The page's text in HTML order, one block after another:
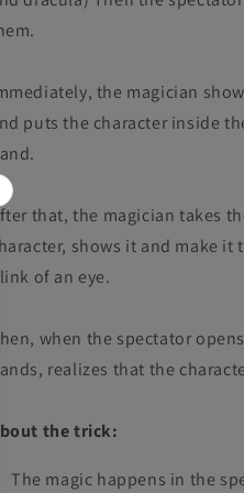
the magician
puts the character inside
that, the magician takes
shows it and make it
of an eye.
when the spectator
realizes that the
the trick:
The magic happens in the